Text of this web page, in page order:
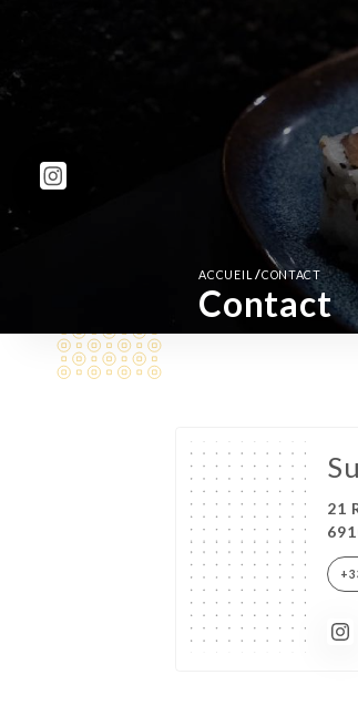
ACCUEIL/CONTACT
Contact
21